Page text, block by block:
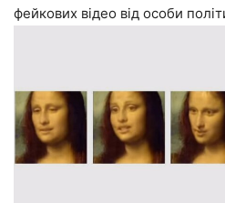
фейкових відео від особи